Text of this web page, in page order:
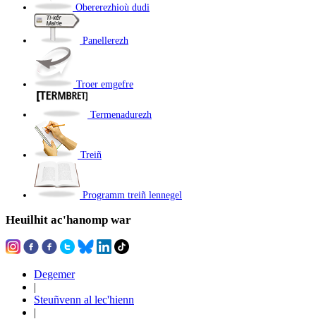
Obererezhioù dudi
Panellerezh
Troer emgefre
Termenadurezh
Treiñ
Programm treiñ lennegel
Heuilhit ac'hanomp war
Degemer
|
Steuñvenn al lec'hienn
|